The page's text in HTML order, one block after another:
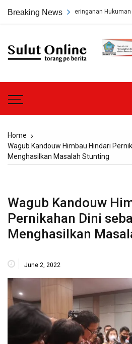
Breaking News
Minta Keringanan Hukuman bagi
Sulut
Home
Wagub Kandouw Himbau Hindari
Menghasilkan Masalah Stunting
Wagub Kandouw
Pernikahan Dini
Menghasilkan
June 2, 2022